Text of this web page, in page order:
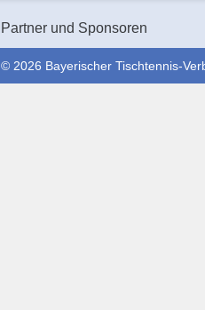
Partner und Sponsoren
© 2026 Bayerischer Tischtennis-